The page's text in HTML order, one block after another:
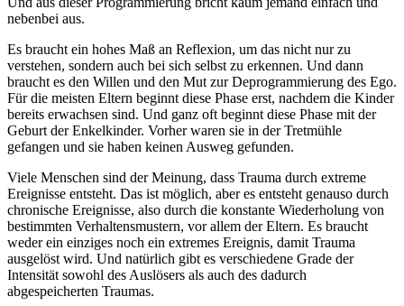
nebenbei aus.
Es braucht ein hohes Maß an Reflexion, um das nicht nur zu
verstehen, sondern auch bei sich selbst zu erkennen. Und dann
braucht es den Willen und den Mut zur Deprogrammierung des Ego.
Für die meisten Eltern beginnt diese Phase erst, nachdem die Kinder
bereits erwachsen sind. Und ganz oft beginnt diese Phase mit der
Geburt der Enkelkinder. Vorher waren sie in der Tretmühle
gefangen und sie haben keinen Ausweg gefunden.
Viele Menschen sind der Meinung, dass Trauma durch extreme
Ereignisse entsteht. Das ist möglich, aber es entsteht genauso durch
chronische Ereignisse, also durch die konstante Wiederholung von
bestimmten Verhaltensmustern, vor allem der Eltern. Es braucht
weder ein einziges noch ein extremes Ereignis, damit Trauma
ausgelöst wird. Und natürlich gibt es verschiedene Grade der
Intensität sowohl des Auslösers als auch des dadurch
abgespeicherten Traumas.